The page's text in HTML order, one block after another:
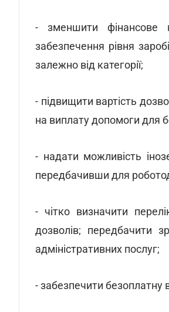
- зменшити фінансове
забезпечення рівня
залежно від категорії;
- підвищити вартість
на виплату допомоги для
- надати можливість
передбачивши для
- чітко визначити
дозволів; передбачити
адміністративних послуг;
- забезпечити